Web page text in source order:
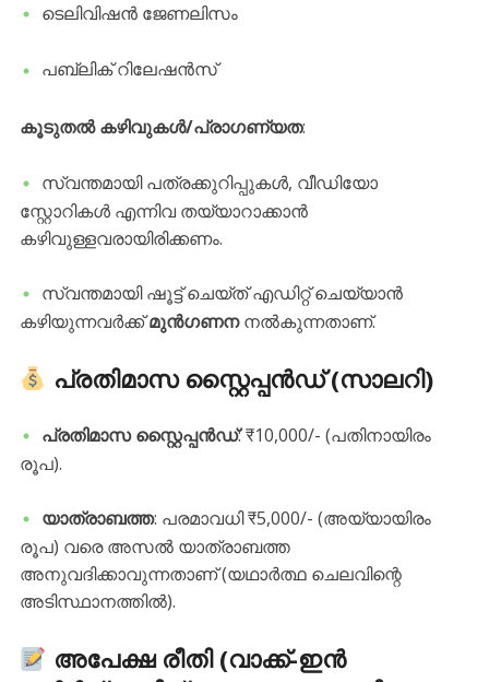
​ടെലിവിഷൻ ജേണലിസം
​പബ്ലിക് റിലേഷൻസ്
കൂടുതൽ കഴിവുകൾ/പ്രാഗണ്യത:
​സ്വന്തമായി പത്രക്കുറിപ്പുകൾ, വീഡിയോ
സ്റ്റോറികൾ എന്നിവ തയ്യാറാക്കാൻ
കഴിവുള്ളവരായിരിക്കണം.
​സ്വന്തമായി ഷൂട്ട് ചെയ്ത് എഡിറ്റ് ചെയ്യാൻ
കഴിയുന്നവർക്ക്മുൻഗണനനൽകുന്നതാണ്.
പ്രതിമാസ സ്റ്റൈപ്പൻഡ് (സാലറി)
പ്രതിമാസ സ്റ്റൈപ്പൻഡ്: ₹10,000/- (പതിനായിരം
രൂപ).
യാത്രാബത്ത: പരമാവധി ₹5,000/- (അയ്യായിരം
രൂപ) വരെ അസൽ യാത്രാബത്ത
അനുവദിക്കാവുന്നതാണ് (യഥാർത്ഥ ചെലവിന്റെ
അടിസ്ഥാനത്തിൽ).
അപേക്ഷ രീതി (വാക്ക്-ഇൻ